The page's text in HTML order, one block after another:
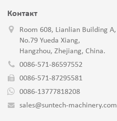
Контакт
Room 608, Lianlian Building A,
No.79 Yueda Xiang,
Hangzhou, Zhejiang, China.
0086-571-86597552
0086-571-87295581
0086-13777818208
sales@suntech-machinery.com